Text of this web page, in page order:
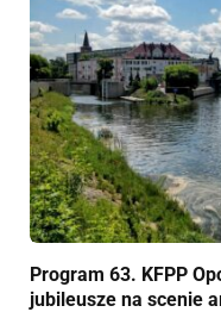
Program 63. KFPP
jubileusze na scenie